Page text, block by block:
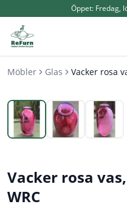
Öppet: Fredag,
Möbler Glas Vacker rosa
Vacker rosa
WRC